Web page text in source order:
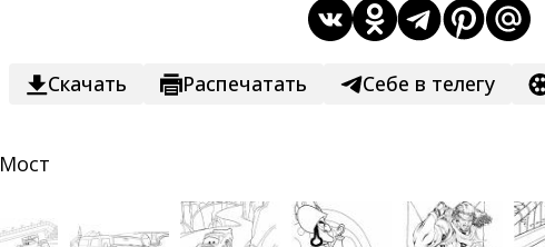
Скачать Распечатать Себе в телегу
Мост